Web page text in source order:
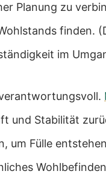
Planung zu
finden.
im
und Stabilität
um Fülle